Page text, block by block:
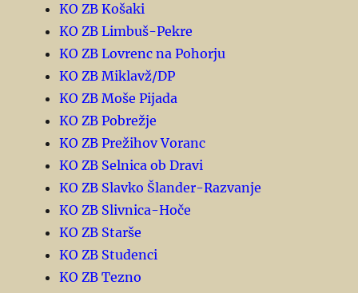
KO ZB Košaki
KO ZB Limbuš-Pekre
KO ZB Lovrenc na Pohorju
KO ZB Miklavž/DP
KO ZB Moše Pijada
KO ZB Pobrežje
KO ZB Prežihov Voranc
KO ZB Selnica ob Dravi
KO ZB Slavko Šlander-Razvanje
KO ZB Slivnica-Hoče
KO ZB Starše
KO ZB Studenci
KO ZB Tezno